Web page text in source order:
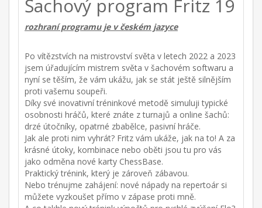
Šachový program Fritz 19
rozhraní programu je v českém jazyce
Po vítězstvích na mistrovství světa v letech 2022 a 2023
jsem úřadujícím mistrem světa v šachovém softwaru a
nyní se těším, že vám ukážu, jak se stát ještě silnějším
proti vašemu soupeři.
Díky své inovativní tréninkové metodě simuluji typické
osobnosti hráčů, které znáte z turnajů a online šachů:
drzé útočníky, opatrné zbabělce, pasivní hráče.
Jak ale proti nim vyhrát? Fritz vám ukáže, jak na to! A za
krásné útoky, kombinace nebo oběti jsou tu pro vás
jako odměna nové karty ChessBase.
Praktický trénink, který je zároveň zábavou.
Nebo trénujme zahájení: nové nápady na repertoár si
můžete vyzkoušet přímo v zápase proti mně.